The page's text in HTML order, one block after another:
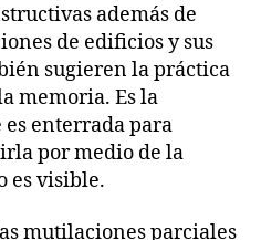
además de
de edificios y sus
sugieren la práctica
memoria. Es la
enterrada para
por medio de la
es visible.
mutilaciones parciales